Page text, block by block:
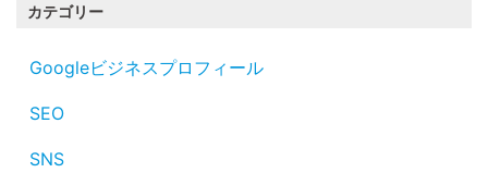
カテゴリー
Googleビジネスプロフィール
SEO
SNS